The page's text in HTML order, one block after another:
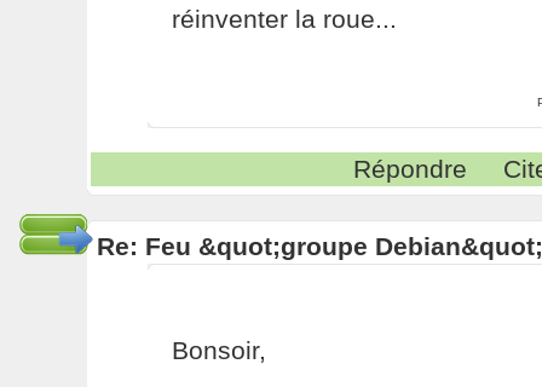
réinventer la roue...
Répondre
Re: Feu &quot;groupe Debian&quot;
Bonsoir,